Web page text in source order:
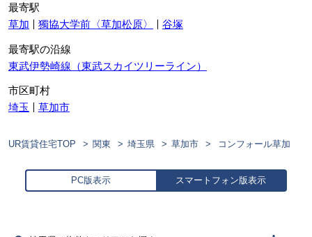
最寄駅
草加
獨協大学前〈草加松原〉 谷塚
最寄駅の沿線
東武伊勢崎線（東武スカイツリーライン）
市区町村
埼玉
草加市
UR賃貸住宅TOP 関東 埼玉県 草加市 コンフォール草加
PC版表示 スマートフォン版表示